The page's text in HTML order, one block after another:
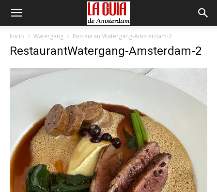
Inicio Watergang RestaurantWatergang-Amsterdam-2
RestaurantWatergang-Amsterdam-2